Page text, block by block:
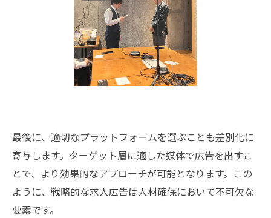
最後に、適切なプラットフォームを選ぶことも差別化に
寄与します。ターゲット層に適した媒体で広告を出すこ
とで、より効果的なアプローチが可能となります。この
ように、戦略的な求人広告は人材確保において不可欠な
要素です。